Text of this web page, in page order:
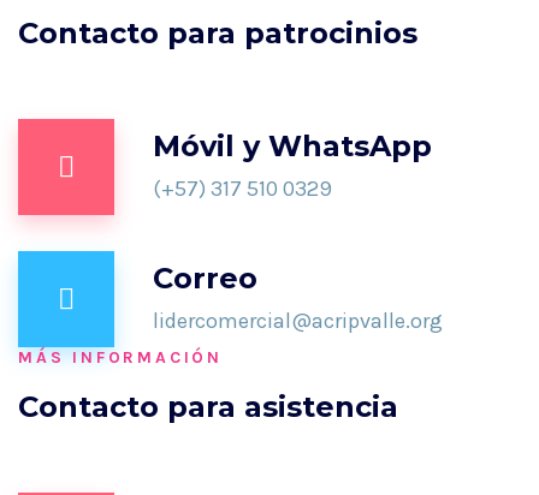
Contacto para patrocinios
Móvil y WhatsApp
(+57) 317 510 0329
Correo
lidercomercial@acripvalle.org
MÁS INFORMACIÓN
Contacto para asistencia